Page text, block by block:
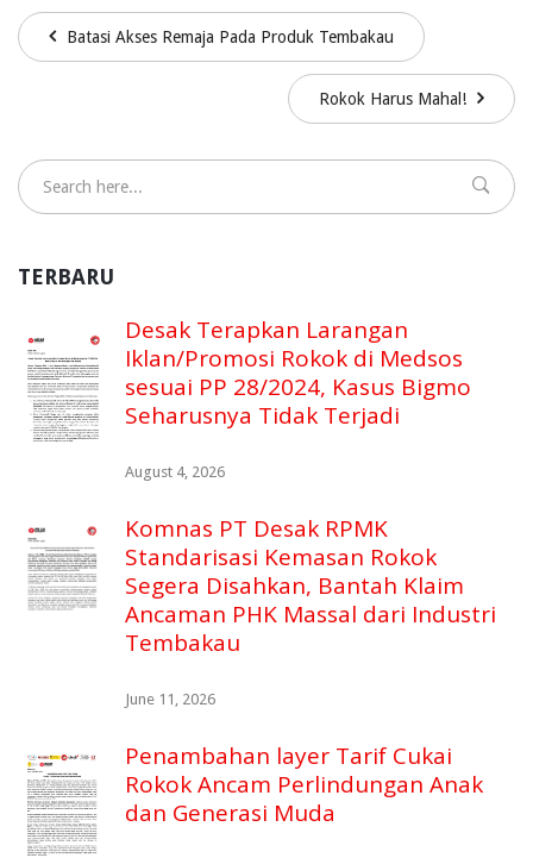
Batasi Akses Remaja Pada Produk Tembakau
Rokok Harus Mahal!
TERBARU
Desak Terapkan Larangan
Iklan/Promosi Rokok di Medsos
sesuai PP 28/2024, Kasus Bigmo
Seharusnya Tidak Terjadi
August 4, 2026
Komnas PT Desak RPMK
Standarisasi Kemasan Rokok
Segera Disahkan, Bantah Klaim
Ancaman PHK Massal dari Industri
Tembakau
June 11, 2026
Penambahan layer Tarif Cukai
Rokok Ancam Perlindungan Anak
dan Generasi Muda